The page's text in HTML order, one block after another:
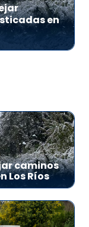
en
caminos
Los Ríos